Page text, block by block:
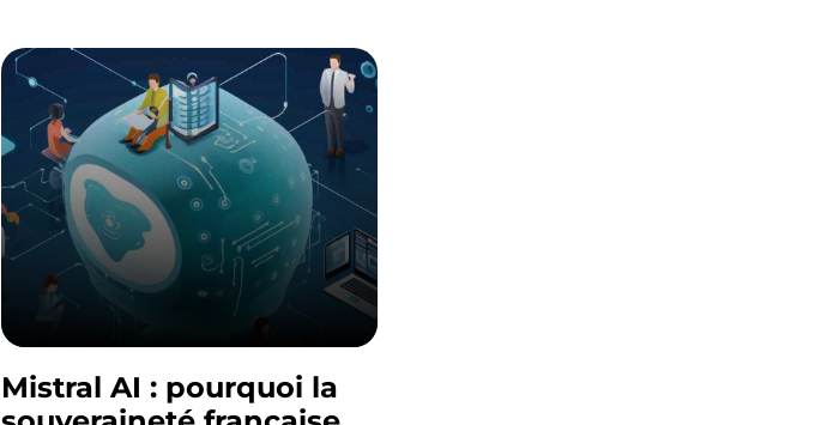
Mistral AI : pourquoi la